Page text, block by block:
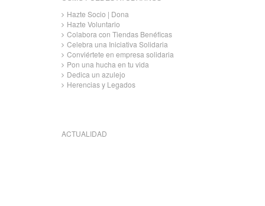
Hazte Socio | Dona
Hazte Voluntario
Colabora con Tiendas Benéficas
Celebra una Iniciativa Solidaria
Conviértete en empresa solidaria
Pon una hucha en tu vida
Dedica un azulejo
Herencias y Legados
ACTUALIDAD